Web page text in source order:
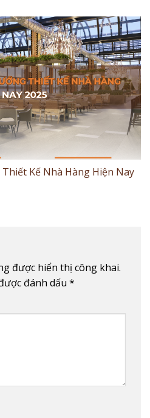
Thiết Kế Nhà Hàng Hiện Nay
được hiển thị công khai.
đánh dấu *